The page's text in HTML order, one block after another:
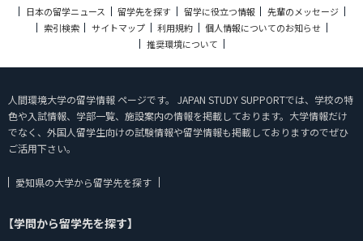
日本の留学ニュース 留学先を探す 留学に役立つ情報
先輩のメッセージ
索引検索
サイトマップ 利用規約
個人情報についてのお知らせ
推奨環境について
人間環境大学の留学情報 ページです。 JAPAN STUDY SUPPORTでは、学校の特
色や入試情報、学部一覧、施設案内の情報を掲載しております。大学情報だけ
でなく、外国人留学生向けの試験情報や留学情報も掲載しておりますのでぜひ
ご活用下さい。
愛知県の大学から留学先を探す
【学問から留学先を探す】